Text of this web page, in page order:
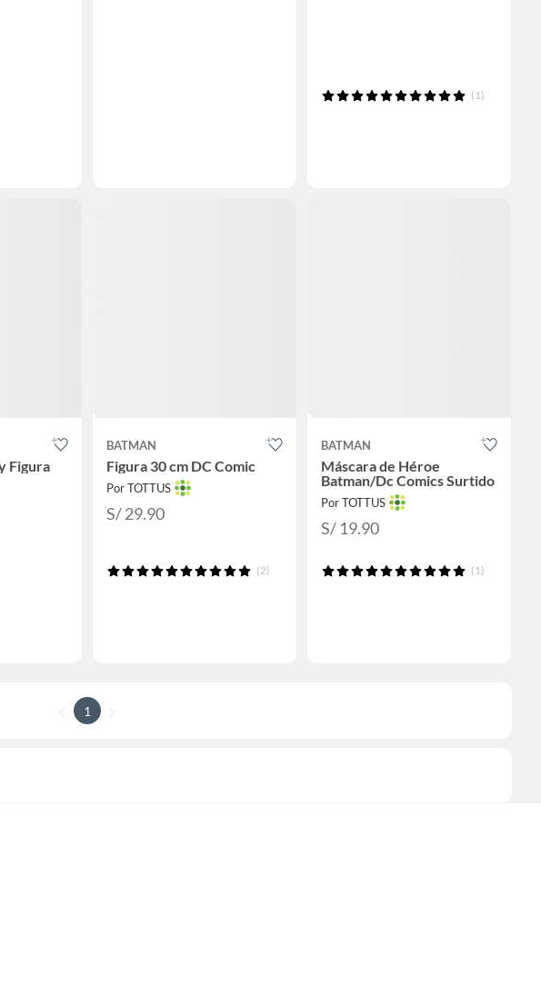
(1)
Figura
BATMAN
Figura 30 cm DC Comic
Por TOTTUS
S/ 29.90
(2)
BATMAN
Máscara de Héroe
Batman/Dc Comics Surtido
Por TOTTUS
S/ 19.90
(1)
1